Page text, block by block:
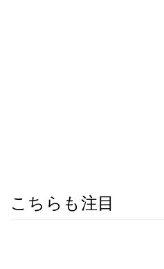
こちらも注目